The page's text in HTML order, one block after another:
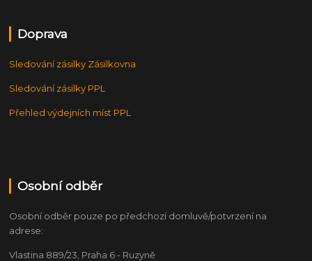
Doprava
Sledování zásilky Zásilkovna
Sledování zásilky PPL
Přehled výdejních míst PPL
Osobní odběr
Osobní odběr pouze po předchozí domluvě/potvrzení na
adrese:
Vlastina 889/23, Praha 6 - Ruzyně